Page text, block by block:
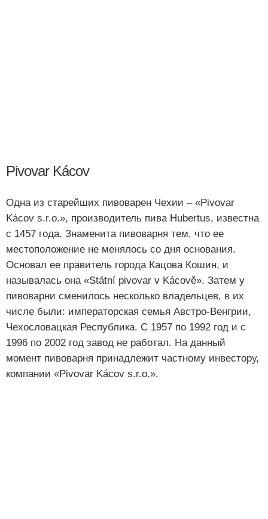
Pivovar Kácov
Одна из старейших пивоварен Чехии – «Pivovar
Kácov s.r.o.», производитель пива Hubertus, известна
с 1457 года. Знаменита пивоварня тем, что ее
местоположение не менялось со дня основания.
Основал ее правитель города Кацова Кошин, и
называлась она «Státní pivovar v Kácově». Затем у
пивоварни сменилось несколько владельцев, в их
числе были: императорская семья Австро-Венгрии,
Чехословацкая Республика. С 1957 по 1992 год и с
1996 по 2002 год завод не работал. На данный
момент пивоварня принадлежит частному инвестору,
компании «Pivovar Kácov s.r.o.».